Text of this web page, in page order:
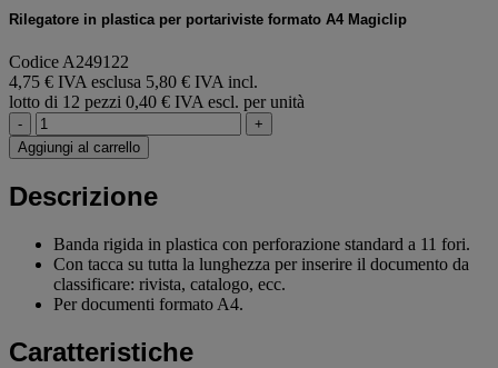
Rilegatore in plastica per portariviste formato A4 Magiclip
Codice A249122
4,75 € IVA esclusa 5,80 € IVA incl.
lotto di 12 pezzi 0,40 € IVA escl. per unità
-
+
Aggiungi al carrello
Descrizione
Banda rigida in plastica con perforazione standard a 11 fori.
Con tacca su tutta la lunghezza per inserire il documento da
classificare: rivista, catalogo, ecc.
Per documenti formato A4.
Caratteristiche